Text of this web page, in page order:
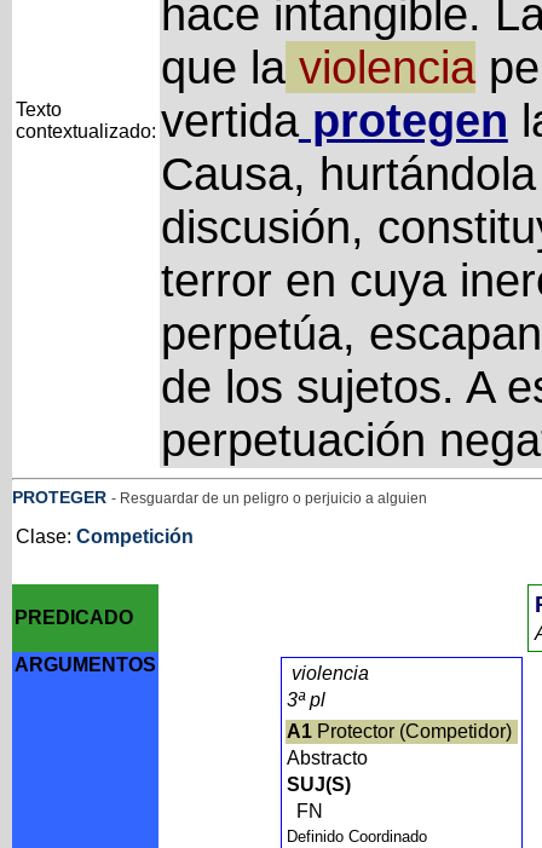
Texto
contextualizado:
hace intangible.
que laviolencia
vertidaprotegen
Causa,
discusión,
terror en cuya
perpetúa,
de los sujetos. A
perpetuación
PROTEGER - Resguardar de un peligro o perjuicio a alguien
Clase: Competición
PREDICADO
ARGUMENTOS
violencia
3ª pl
A1Protector (Competidor)
Abstracto
SUJ(S)
FN
Definido Coordinado